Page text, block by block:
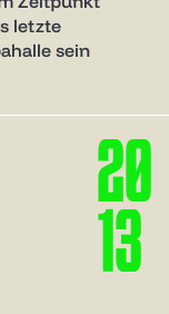
letzte
sein
20
3